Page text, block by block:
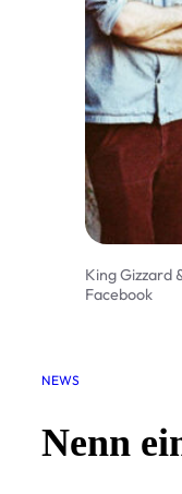
King Gizzard
Facebook
NEWS
Nenn